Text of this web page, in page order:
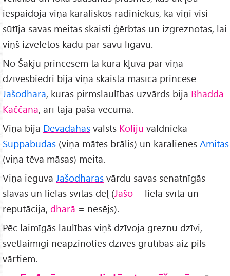
iespaidoja viņa karaliskos radiniekus, ka viņi visi
sūtīja savas meitas skaisti ģērbtas un izgreznotas, lai
viņš izvēlētos kādu par savu līgavu.
No Šākju princesēm tā kura kļuva par viņa
dzīvesbiedri bija viņa skaistā māsīca princese
Jašodhara, kuras pirmslaulības uzvārds bija Bhadda
Kaččāna, arī tajā pašā vecumā.
Viņa bija Devadahas valsts Koliju valdnieka
Suppabudas (viņa mātes brālis) un karalienes Amitas
(viņa tēva māsas) meita.
Viņa ieguva Jašodharas vārdu savas senatnīgās
slavas un lielās svītas dēļ (Jašo = liela svīta un
reputācija, dharā = nesējs).
Pēc laimīgās laulības viņš dzīvoja greznu dzīvi,
svētlaimīgi neapzinoties dzīves grūtības aiz pils
vārtiem.